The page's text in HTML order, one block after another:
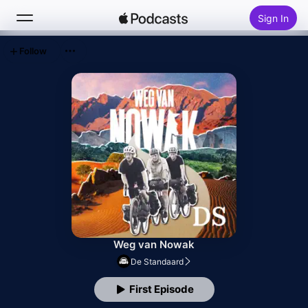
Sign In
Top Charts
Weg van Nowak
De Standaard
First Episode
Follow